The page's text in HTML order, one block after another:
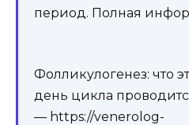
период. Полная
Фолликулогенез: что
день цикла
— https://venerolog-